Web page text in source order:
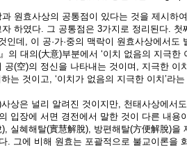
원효사상의 공통점이 있다는 것을 제시하
하였다. 그 공통점은 3가지로 정리된다. 첫
인데, 이 공·가·중의 맥락이 원효사상에서도
의 대의(大意)부분에서 ‘이치 없음의 지극한
공(空)의 정신을 나타내는 것이며, 지극한 이
는 것이고, ‘이치가 없음의 지극한 이치’라
상은 널리 알려진 것이지만, 천태사상에서
입장에 서면 경전에서 말한 것이 다른 내용
실혜해탈(實慧解脫), 방편해탈(方便解脫)
. 그에 비해 원효는 포괄적으로 불교이론을